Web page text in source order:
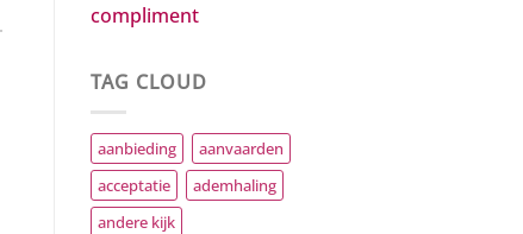
compliment
TAG CLOUD
aanbieding
aanvaarden
acceptatie
ademhaling
andere kijk